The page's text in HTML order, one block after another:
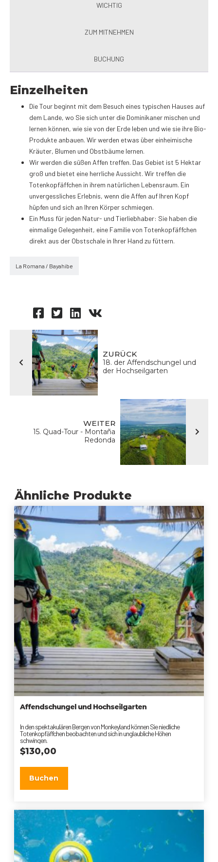
WICHTIG
ZUM MITNEHMEN
BUCHUNG
Einzelheiten
Die Tour beginnt mit dem Besuch eines typischen Hauses auf
dem Lande, wo Sie sich unter die Dominikaner mischen und
lernen können, wie sie von der Erde leben und wie sie ihre Bio-
Produkte anbauen. Wir werden etwas über einheimische
Kräuter, Blumen und Obstbäume lernen.
Wir werden die süßen Affen treffen. Das Gebiet ist 5 Hektar
groß und bietet eine herrliche Aussicht. Wir treffen die
Totenkopfäffchen in ihrem natürlichen Lebensraum. Ein
unvergessliches Erlebnis, wenn die Affen auf Ihren Kopf
hüpfen und sich an Ihren Körper schmiegen.
Ein Muss für jeden Natur- und Tierliebhaber: Sie haben die
einmalige Gelegenheit, eine Familie von Totenkopfäffchen
direkt aus der Obstschale in Ihrer Hand zu füttern.
La Romana / Bayahibe
ZURÜCK
18. der Affendschungel und
der Hochseilgarten
WEITER
15. Quad-Tour - Montaña
Redonda
Ähnliche Produkte
Affendschungel und Hochseilgarten
In den spektakulären Bergen von Monkeyland können Sie niedliche
Totenkopfäffchen beobachten und sich in unglaubliche Höhen
schwingen.
$130,00
Buchen